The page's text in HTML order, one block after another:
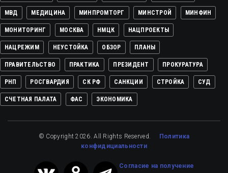
МВД МЕДИЦИНА МИНПРОМТОРГ МИНСТРОЙ МИНФИН
МОНИТОРИНГ МОСКВА НМЦК НАЦПРОЕКТЫ
НАЦРЕЖИМ НЕУСТОЙКА ОБЗОР ПЛАНЫ
ПРАВИТЕЛЬСТВО ПРАКТИКА ПРЕЗИДЕНТ ПРОКУРАТУРА
РНП РОСГВАРДИЯ СК РФ САНКЦИИ СТРОЙКА СУД
СЧЕТНАЯ ПАЛАТА ФАС ЭКОНОМИКА
© Copyright 2026. All Rights Reserved.
Политика
конфидициальности
Cогласие на получение